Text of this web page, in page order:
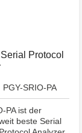
Protocol
PGY-SRIO-PA
PA ist der
beste Serial